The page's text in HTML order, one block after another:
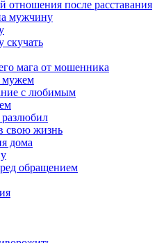
отношения после расставания
мужчину
скучать
мага от мошенника
мужем
с любимым
разлюбил
свою жизнь
дома
обращением